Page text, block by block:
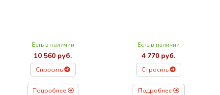
Есть в наличии
10 560 руб.
Спросить
Подробнее
Есть в наличии
4 770 руб.
Спросить
Подробнее